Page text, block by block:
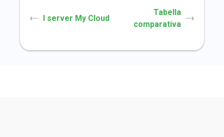
I server My Cloud
Tabella
comparativa